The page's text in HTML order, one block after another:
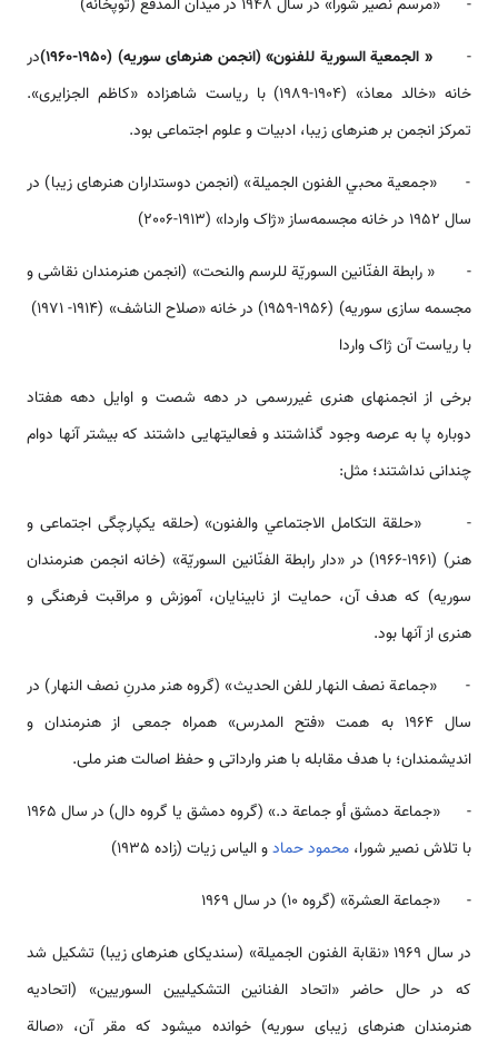
- «مرسم نصیر شورا» در سال 1948 در میدان المدفع (توپخانه)
-
« الجمعية السورية للفنون» (انجمن هنرهای سوریه) (1950-1960)
در
خانه «خالد معاذ» (1904-1989) با ریاست شاهزاده «کاظم الجزایری».
تمرکز انجمن بر هنرهای زیبا، ادبیات و علوم اجتماعی بود.
- «جمعية محبي الفنون الجميلة» (انجمن دوستداران هنرهای زیبا) در
سال 1952 در خانه مجسمه‌ساز «ژاک واردا» (1913-2006)
- « رابطة الفنّانين السوريّة للرسم والنحت» (انجمن هنرمندان نقاشی و
مجسمه سازی سوریه) (1956-1959) در خانه «صلاح الناشف» (1914- 1971)
با ریاست آن ژاک واردا
برخی از انجمن­های هنری غیررسمی در دهه شصت و اوایل دهه هفتاد
دوباره پا به عرصه وجود گذاشتند و فعالیت­هایی داشتند که بیشتر آن­ها دوام
چندانی نداشتند؛ مثل:
- «حلقة التكامل الاجتماعي والفنون» (حلقه یکپارچگی اجتماعی و
هنر) (1961-1966) در «دار رابطة الفنّانين السوريّة» (خانه انجمن هنرمندان
سوریه) که هدف آن، حمایت از نابینایان، آموزش و مراقبت فرهنگی و
هنری از آن­ها بود.
- «جماعة نصف النهار للفن الحديث» (گروه هنر مدرنِ نصف النهار) در
سال 1964 به همت «فتح المدرس» همراه جمعی از هنرمندان و
اندیشمندان؛ با هدف مقابله با هنر وارداتی و حفظ اصالت هنر ملی.
- «جماعة دمشق أو جماعة د.» (گروه دمشق یا گروه دال) در سال 1965
با تلاش نصیر شورا، محمود حمادو الیاس زیات (زاده 1935)
- «جماعة العشرة» (گروه 10) در سال 1969
در سال 1969 «نقابة الفنون الجميلة» (سندیکای هنرهای زیبا) تشکیل شد
که در حال حاضر «اتحاد الفنانين التشكيليين السوريين» (اتحادیه
هنرمندان هنرهای زیبای سوریه) خوانده می­شود که مقر آن، «صالة